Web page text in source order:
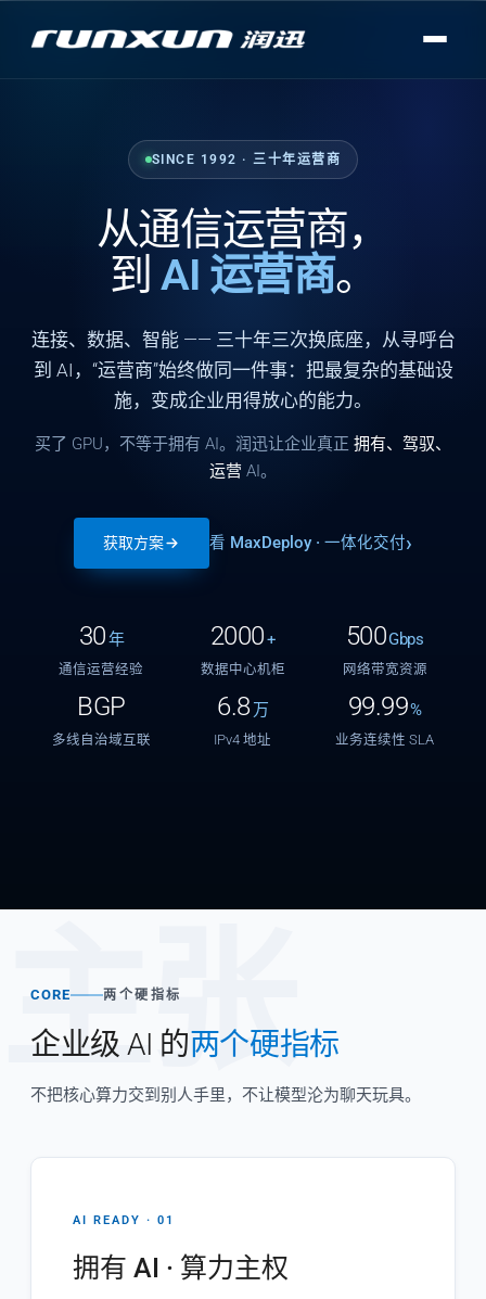
SINCE 1992 · 三十年运营商
从通信运营商，
到 AI 运营商。
连接、 数据、 智能—— 三十年三次换底座，从寻呼台
到 AI，“运营商”始终做同一件事：把最复杂的基础设
施，变成企业用得放心的能力。
买了 GPU，不等于拥有 AI。润迅让企业真正 拥有、驾驭、
运营 AI。
获取方案 看 MaxDeploy · 一体化交付
30年
通信运营经验
2000+
数据中心机柜
500Gbps
网络带宽资源
BGP
多线自治域互联
6.8 万
IPv4 地址
99.99%
业务连续性 SLA
主张
CORE 两个硬指标
企业级 AI 的两个硬指标
不把核心算力交到别人手里，不让模型沦为聊天玩具。
AI READY · 01
拥有 AI · 算力主权